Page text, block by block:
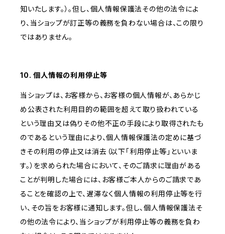
知いたします。）。但し、個人情報保護法その他の法令によ
り、当ショップが訂正等の義務を負わない場合は、この限り
ではありません。
10. 個人情報の利用停止等
当ショップは、お客様から、お客様の個人情報が、あらかじ
め公表された利用目的の範囲を超えて取り扱われている
という理由又は偽りその他不正の手段により取得されたも
のであるという理由により、個人情報保護法の定めに基づ
きその利用の停止又は消去（以下「利用停止等」といいま
す。）を求められた場合において、そのご請求に理由がある
ことが判明した場合には、お客様ご本人からのご請求であ
ることを確認の上で、遅滞なく個人情報の利用停止等を行
い、その旨をお客様に通知します。但し、個人情報保護法そ
の他の法令により、当ショップが利用停止等の義務を負わ